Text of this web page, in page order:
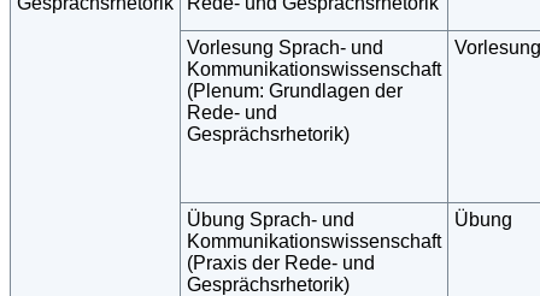
Vorlesung Sprach- und
Kommunikationswissenschaft
(Plenum: Grundlagen der
Rede- und
Gesprächsrhetorik)
Vorlesung
Übung Sprach- und
Kommunikationswissenschaft
(Praxis der Rede- und
Gesprächsrhetorik)
Übung